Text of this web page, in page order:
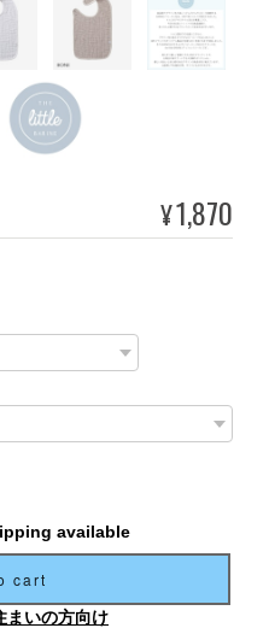
¥1,870
available
cart
まいの方向け